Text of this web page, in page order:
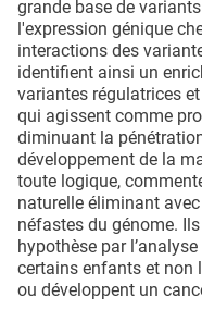
grande base de
l'expression génique
interactions des
identifient ainsi un
variantes régulatrices
qui agissent comme
diminuant la
développement de la
toute logique,
naturelle éliminant
néfastes du génome.
hypothèse par
certains enfants et non
ou développent un